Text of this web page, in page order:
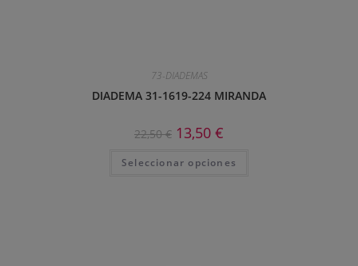
73-DIADEMAS
DIADEMA 31-1619-224 MIRANDA
22,50€ 13,50 €
Seleccionar opciones